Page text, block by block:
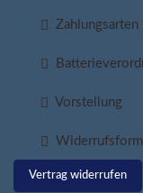
Zahlungsarten
Vorstellung
Vertrag widerrufen